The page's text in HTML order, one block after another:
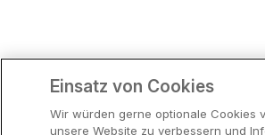
Einsatz von Cookies
Wir würden gerne optionale Cookies
unsere Website zu verbessern und